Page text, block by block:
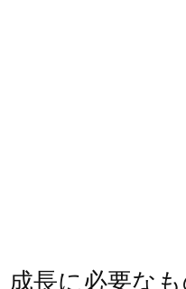
成長に必要な